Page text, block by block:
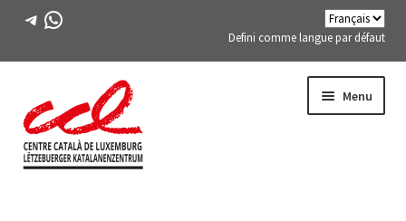
Télégramme
WhatsApp
Defini comme langue par défaut
la
navigation
au
contenu
Menu